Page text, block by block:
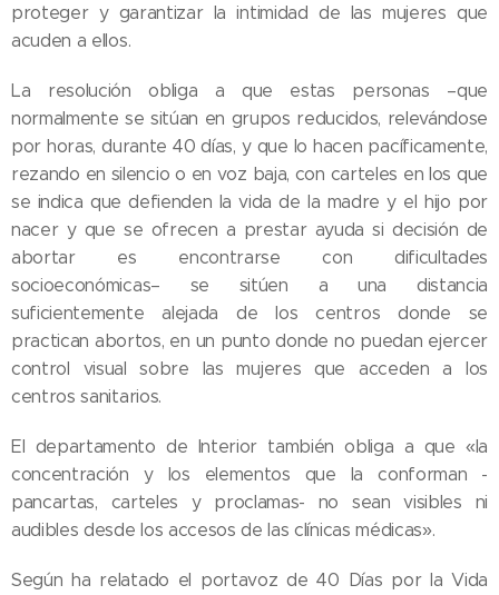
proteger y garantizar la intimidad de las mujeres que
acuden a ellos.
La resolución obliga a que estas personas –que
normalmente se sitúan en grupos reducidos, relevándose
por horas, durante 40 días, y que lo hacen pacíficamente,
rezando en silencio o en voz baja, con carteles en los que
se indica que defienden la vida de la madre y el hijo por
nacer y que se ofrecen a prestar ayuda si decisión de
abortar es encontrarse con dificultades
socioeconómicas– se sitúen a una distancia
suficientemente alejada de los centros donde se
practican abortos, en un punto donde no puedan ejercer
control visual sobre las mujeres que acceden a los
centros sanitarios.
El departamento de Interior también obliga a que «la
concentración y los elementos que la conforman -
pancartas, carteles y proclamas- no sean visibles ni
audibles desde los accesos de las clínicas médicas».
Según ha relatado el portavoz de 40 Días por la Vida